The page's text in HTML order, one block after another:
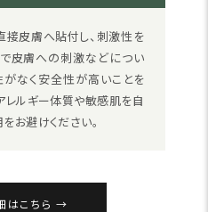
接皮膚へ貼付し、刺激性を
皮膚への刺激などについ
なく安全性が高いことを
レルギー体質や敏感肌を自
お避けください。
はこちら